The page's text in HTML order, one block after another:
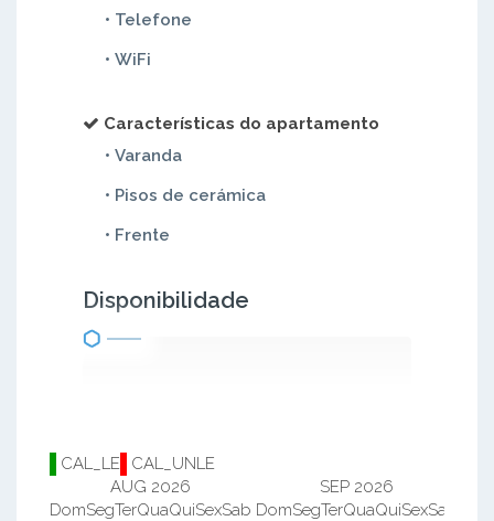
• Telefone
• WiFi
Características do apartamento
• Varanda
• Pisos de cerámica
• Frente
Disponibilidade
CAL_LE
CAL_UNLE
AUG 2026
DomSegTerQuaQuiSexSab
SEP 2026
DomSegTerQuaQuiSexSab